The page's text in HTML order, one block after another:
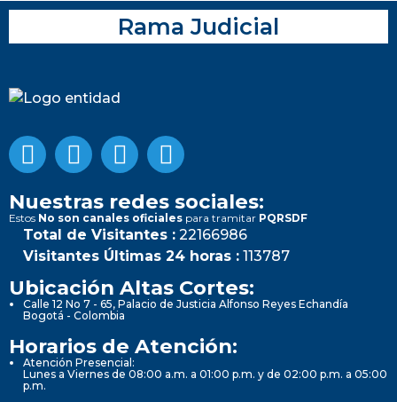
Rama Judicial
Nuestras redes sociales:
Estos No son canales oficiales para tramitar PQRSDF
Total de Visitantes : 22166986
Visitantes Últimas 24 horas : 113787
Ubicación Altas Cortes:
Calle 12 No 7 - 65, Palacio de Justicia Alfonso Reyes Echandía
Bogotá - Colombia
Horarios de Atención:
Atención Presencial:
Lunes a Viernes de 08:00 a.m. a 01:00 p.m. y de 02:00 p.m. a 05:00
p.m.